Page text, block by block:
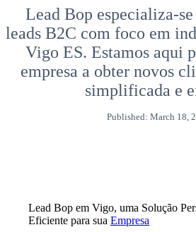
Lead Bop especializa-se
leads B2C com foco em
Vigo ES. Estamos aqui
empresa a obter novos
simplificada e
Published: March 18,
Lead Bop em Vigo, uma Solução
Eficiente para sua Empresa